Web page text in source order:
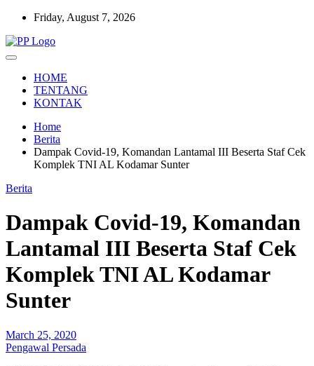
Skip
content
Friday, August 7, 2026
Pengawal Persada
HOME
TENTANG
KONTAK
Home
Berita
Dampak Covid-19, Komandan Lantamal III Beserta Staf Cek
Komplek TNI AL Kodamar Sunter
Berita
Dampak Covid-19, Komandan
Lantamal III Beserta Staf Cek
Komplek TNI AL Kodamar
Sunter
March 25, 2020
Pengawal Persada